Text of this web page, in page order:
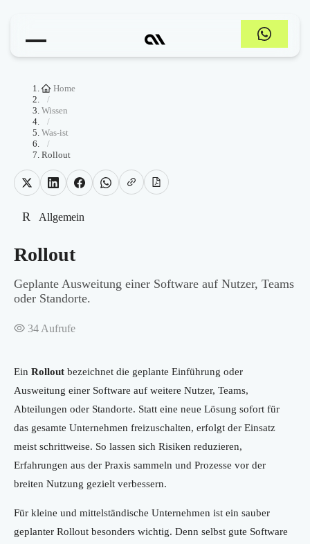
Home
/
Wissen
/
Was-ist
/
Rollout
R Allgemein
Rollout
Geplante Ausweitung einer Software auf Nutzer, Teams
oder Standorte.
34 Aufrufe
Ein Rollout bezeichnet die geplante Einführung oder
Ausweitung einer Software auf weitere Nutzer, Teams,
Abteilungen oder Standorte. Statt eine neue Lösung sofort für
das gesamte Unternehmen freizuschalten, erfolgt der Einsatz
meist schrittweise. So lassen sich Risiken reduzieren,
Erfahrungen aus der Praxis sammeln und Prozesse vor der
breiten Nutzung gezielt verbessern.
Für kleine und mittelständische Unternehmen ist ein sauber
geplanter Rollout besonders wichtig. Denn selbst gute Software